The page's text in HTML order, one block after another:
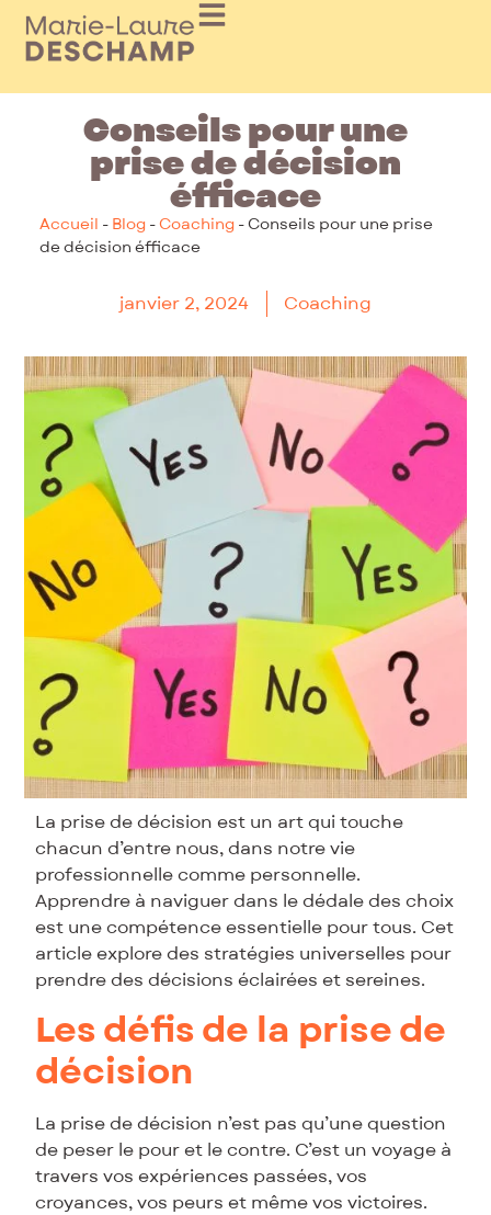
Conseils pour une
prise de décision
éfficace
Accueil - Blog-Coaching-Conseils pour une prise
de décision éfficace
janvier 2, 2024 Coaching
La prise de décision est un art qui touche
chacun d’entre nous, dans notre vie
professionnelle comme personnelle.
Apprendre à naviguer dans le dédale des choix
est une compétence essentielle pour tous. Cet
article explore des stratégies universelles pour
prendre des décisions éclairées et sereines.
Les défis de la prise de
décision
La prise de décision n’est pas qu’une question
de peser le pour et le contre. C’est un voyage à
travers vos expériences passées, vos
croyances, vos peurs et même vos victoires.